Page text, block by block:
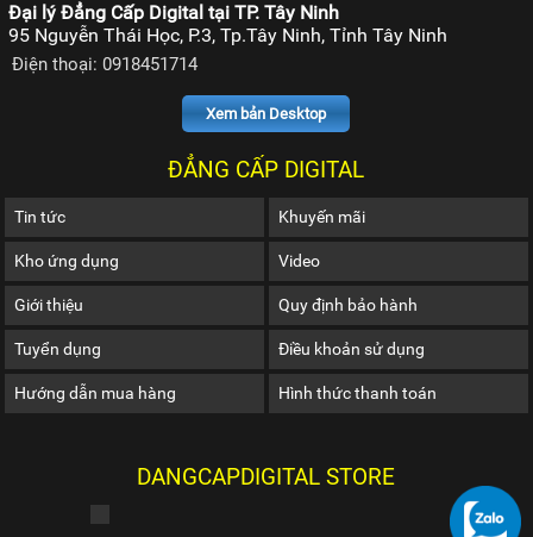
Đại lý Đẳng Cấp Digital tại TP. Tây Ninh
95 Nguyễn Thái Học, P.3, Tp.Tây Ninh, Tỉnh Tây Ninh
Điện thoại: 0918451714
Xem bản Desktop
ĐẲNG CẤP DIGITAL
Tin tức Khuyến mãi
Kho ứng dụng Video
Giới thiệu Quy định bảo hành
Tuyển dụng Điều khoản sử dụng
Hướng dẫn mua hàng Hình thức thanh toán
DANGCAPDIGITAL STORE